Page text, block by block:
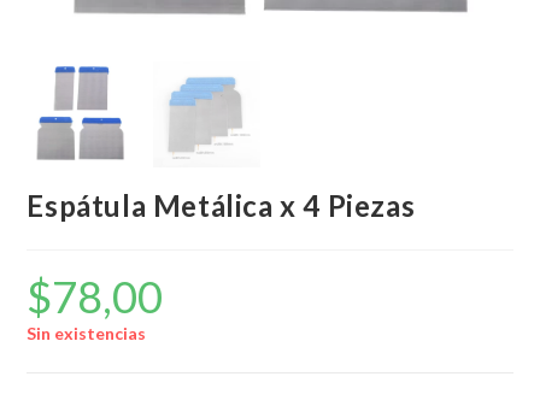
Espátula Metálica x 4 Piezas
$78,00
Sin existencias